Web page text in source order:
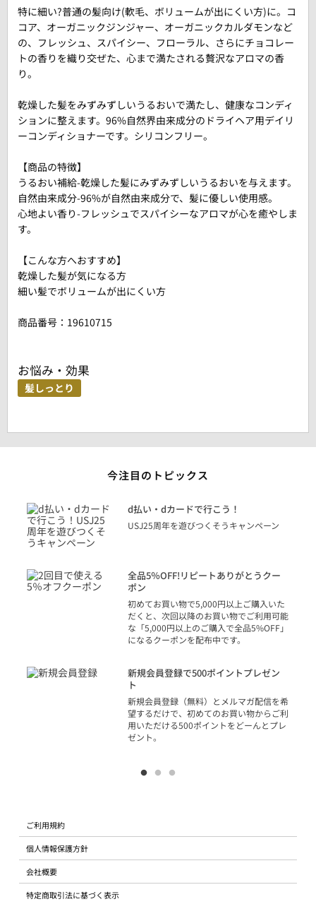
特に細い?普通の髪向け(軟毛、ボリュームが出にくい方)に。コ
コア、オーガニックジンジャー、オーガニックカルダモンなど
の、フレッシュ、スパイシー、フローラル、さらにチョコレー
トの香りを織り交ぜた、心まで満たされる贅沢なアロマの香
り。
乾燥した髪をみずみずしいうるおいで満たし、健康なコンディ
ションに整えます。96%自然界由来成分のドライヘア用デイリ
ーコンディショナーです。シリコンフリー。
【商品の特徴】
うるおい補給-乾燥した髪にみずみずしいうるおいを与えます。
自然由来成分-96%が自然由来成分で、髪に優しい使用感。
心地よい香り-フレッシュでスパイシーなアロマが心を癒やしま
す。
【こんな方へおすすめ】
乾燥した髪が気になる方
細い髪でボリュームが出にくい方
商品番号： 19610715
お悩み・効果
髪しっとり
今注目のトピックス
d払い・dカードで行こう！
USJ25周年を遊びつくそうキャンペーン
全品5％OFF!リピートありがとうクー
ポン
初めてお買い物で5,000円以上ご購入いた
だくと、次回以降のお買い物でご利用可能
な「5,000円以上のご購入で全品5%OFF」
になるクーポンを配布中です。
新規会員登録で500ポイントプレゼン
ト
新規会員登録（無料）とメルマガ配信を希
望するだけで、初めてのお買い物からご利
用いただける500ポイントをどーんとプレ
ゼント。
ご利用規約
個人情報保護方針
会社概要
特定商取引法に基づく表示